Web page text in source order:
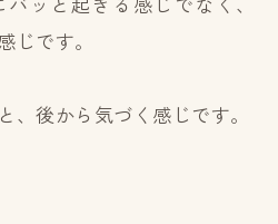
じです。
、後から気づく感じです。